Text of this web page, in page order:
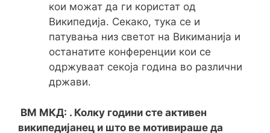
кои можат да ги користат од
Википедија. Секако, тука се и
патувања низ светот на Викиманија и
останатите конференции кои се
одржуваат секоја година во различни
држави.
ВМ МКД: . Колку години сте активен
википедијанец и што ве мотивираше да